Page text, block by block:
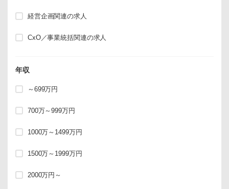
経営企画関連の求人
CxO／事業統括関連の求人
年収
～699万円
700万～999万円
1000万～1499万円
1500万～1999万円
2000万円～